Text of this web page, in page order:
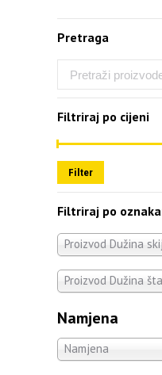
Pretraga
Filtriraj po cijeni
Filter
Filtriraj po
Proizvod Dužina
Proizvod Dužina
Namjena
Namjena